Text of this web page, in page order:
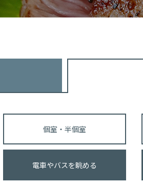
個室・半個室
電車やバスを眺める